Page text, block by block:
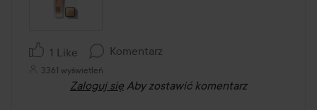
1 Like Komentarz
3361 wyświetleń
Zaloguj się Aby zostawić komentarz